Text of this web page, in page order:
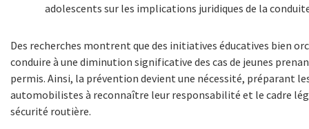
adolescents sur les implications juridiques de la
Des recherches montrent que des initiatives éducatives bien
conduire à une diminution significative des cas de jeunes
permis. Ainsi, la prévention devient une nécessité, préparant
automobilistes à reconnaître leur responsabilité et le cadre
sécurité routière.